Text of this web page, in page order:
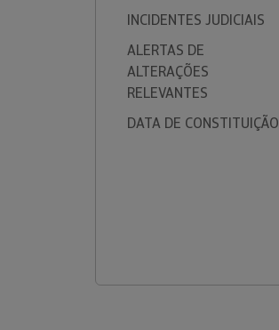
INCIDENTES JUDICIAIS
ALERTAS DE
ALTERAÇÕES
RELEVANTES
DATA DE CONSTITUIÇÃO